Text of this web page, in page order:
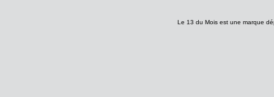
Le 13 du Mois est une marque